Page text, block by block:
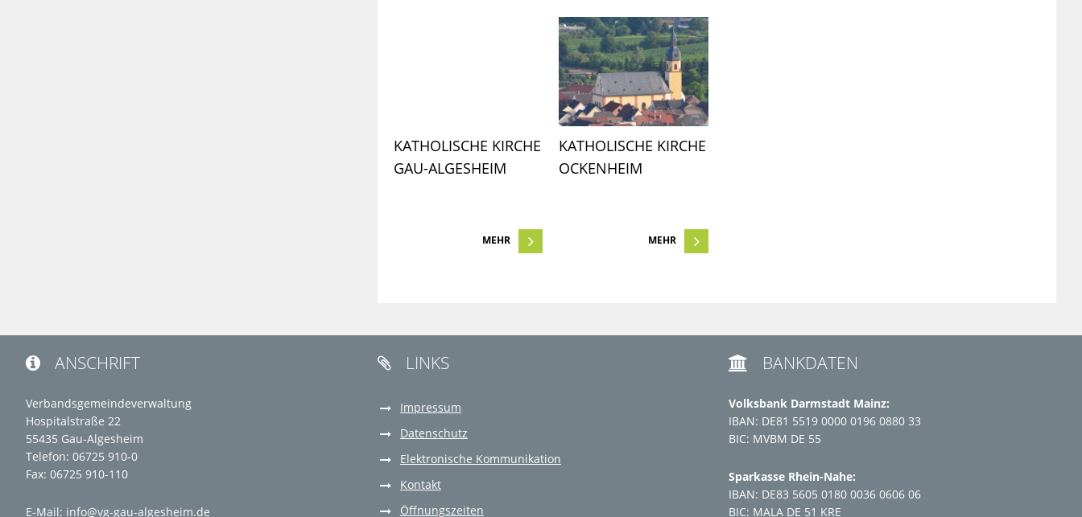
KATHOLISCHE KIRCHE
GAU-ALGESHEIM
MEHR
KATHOLISCHE KIRCHE
OCKENHEIM
MEHR
 ANSCHRIFT
Verbandsgemeindeverwaltung
Hospitalstraße 22
55435 Gau-Algesheim
Telefon: 06725 910-0
Fax: 06725 910-110
E-Mail: info@vg-gau-algesheim.de
 LINKS
Impressum
Datenschutz
Elektronische Kommunikation
Kontakt
Öffnungszeiten
 BANKDATEN
Volksbank Darmstadt Mainz:
IBAN: DE81 5519 0000 0196 0880 33
BIC: MVBM DE 55
Sparkasse Rhein-Nahe:
IBAN: DE83 5605 0180 0036 0606 06
BIC: MALA DE 51 KRE